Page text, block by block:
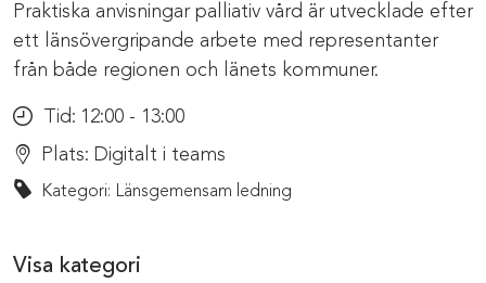
Praktiska anvisningar palliativ vård är utvecklade efter
ett länsövergripande arbete med representanter
från både regionen och länets kommuner.
Tid: 12:00 - 13:00
Plats: Digitalt i teams
Kategori: Länsgemensam ledning
Visa kategori